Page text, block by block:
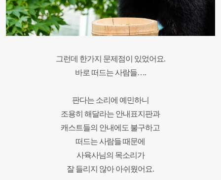
그런데 한가지 문제점이 있었어요.
바로 떠드는 사람들….
판다는 소리에 예민하니
조용히 해달라는 안내표지판과
캐스트들의 안내에도 불구하고
떠드는 사람들 때문에
사육사님의 목소리가
잘 들리지 않아 아쉬웠어요.